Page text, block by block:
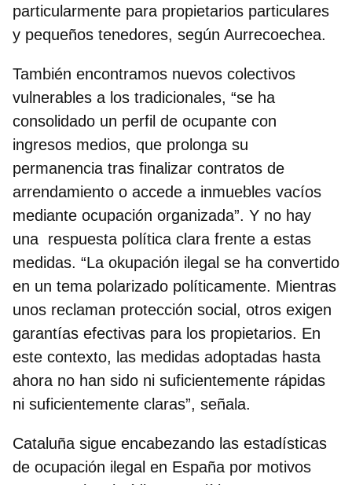
particularmente para propietarios particulares
y pequeños tenedores, según Aurrecoechea.
También encontramos nuevos colectivos
vulnerables a los tradicionales, “se ha
consolidado un perfil de ocupante con
ingresos medios, que prolonga su
permanencia tras finalizar contratos de
arrendamiento o accede a inmuebles vacíos
mediante ocupación organizada”. Y no hay
una respuesta política clara frente a estas
medidas. “La okupación ilegal se ha convertido
en un tema polarizado políticamente. Mientras
unos reclaman protección social, otros exigen
garantías efectivas para los propietarios. En
este contexto, las medidas adoptadas hasta
ahora no han sido ni suficientemente rápidas
ni suficientemente claras”, señala.
Cataluña sigue encabezando las estadísticas
de ocupación ilegal en España por motivos